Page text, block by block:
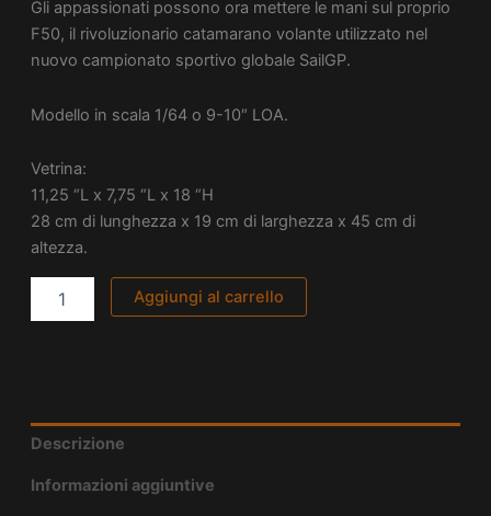
recensioni
Gli appassionati possono ora mettere le mani sul proprio
F50, il rivoluzionario catamarano volante utilizzato nel
nuovo campionato sportivo globale SailGP.
Modello in scala 1/64 o 9-10″ LOA.
Vetrina:
11,25 “L x 7,75 “L x 18 “H
28 cm di lunghezza x 19 cm di larghezza x 45 cm di
altezza.
Aggiungi al carrello
Descrizione
Informazioni aggiuntive